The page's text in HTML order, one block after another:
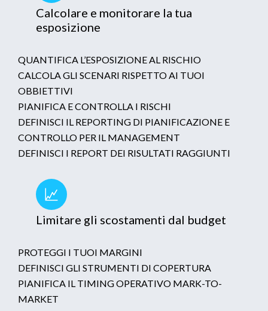
Calcolare e monitorare la tua
esposizione
QUANTIFICA L’ESPOSIZIONE AL RISCHIO
CALCOLA GLI SCENARI RISPETTO AI TUOI
OBBIETTIVI
PIANIFICA E CONTROLLA I RISCHI
DEFINISCI IL REPORTING DI PIANIFICAZIONE E
CONTROLLO PER IL MANAGEMENT
DEFINISCI I REPORT DEI RISULTATI RAGGIUNTI
Limitare gli scostamenti dal budget
PROTEGGI I TUOI MARGINI
DEFINISCI GLI STRUMENTI DI COPERTURA
PIANIFICA IL TIMING OPERATIVO MARK-TO-
MARKET